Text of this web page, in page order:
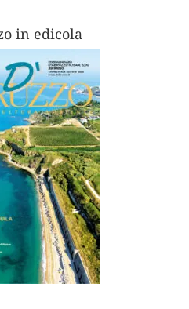
in edicola